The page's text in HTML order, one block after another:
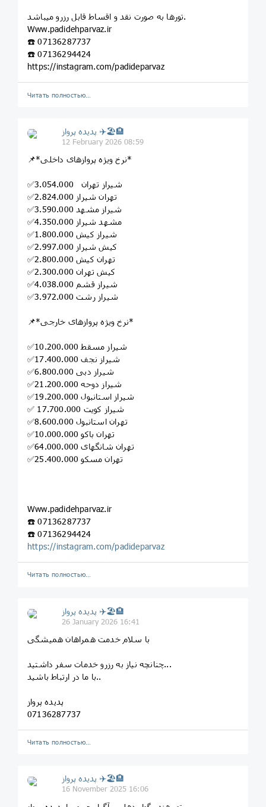
تورها به صورت نقد و اقساط قابل رزرو میباشد.
‏Www.padidehparvaz.ir
☎️ 07136287737
☎️ 07136294424
‏https://instagram‌‌.com/padideparvaz
Читать полностью…
پديده پرواز ✈️🏖🏨
12 February 2026 08:59
📌*نرخ ویژه پروازهای داخلی*
✅شیراز تهران 3.054.000
✅تهران شیراز 2.824.000
✅شیراز مشهد 3.590.000
✅مشهد شیراز 4.350.000
✅شیراز کیش 1.800.000
✅کیش شیراز 2.997.000
✅تهران کیش 2.800.000
✅کیش تهران 2.300.000
✅شیراز قشم 4.038.000
✅شیراز رشت 3.972.000
📌*نرخ ویژه پروازهای خارجی*
✅شیراز مسقط 10.200.000
✅شیراز نجف 17.400.000
✅شیراز دبی 6.800.000
✅شیراز دوحه 21.200.000
✅شیراز استانبول 19.200.000
✅ شیراز کویت 17.700.000
✅تهران استانبول 8.600.000
✅تهران باکو 10.000.000
✅تهران شانگهای 64.000.000
✅تهران مسکو 25.400.000
‏Www.padidehparvaz.ir
☎️ 07136287737
☎️ 07136294424
https://instagram.com/padideparvaz
Читать полностью…
پديده پرواز ✈️🏖🏨
26 January 2026 16:41
با سلام خدمت همراهان همیشگی
چنانچه نیاز به رزرو خدمات سفر داشتید...
با ما در ارتباط باشید..
پدیده پرواز
07136287737
Читать полностью…
پديده پرواز ✈️🏖🏨
16 November 2025 16:06